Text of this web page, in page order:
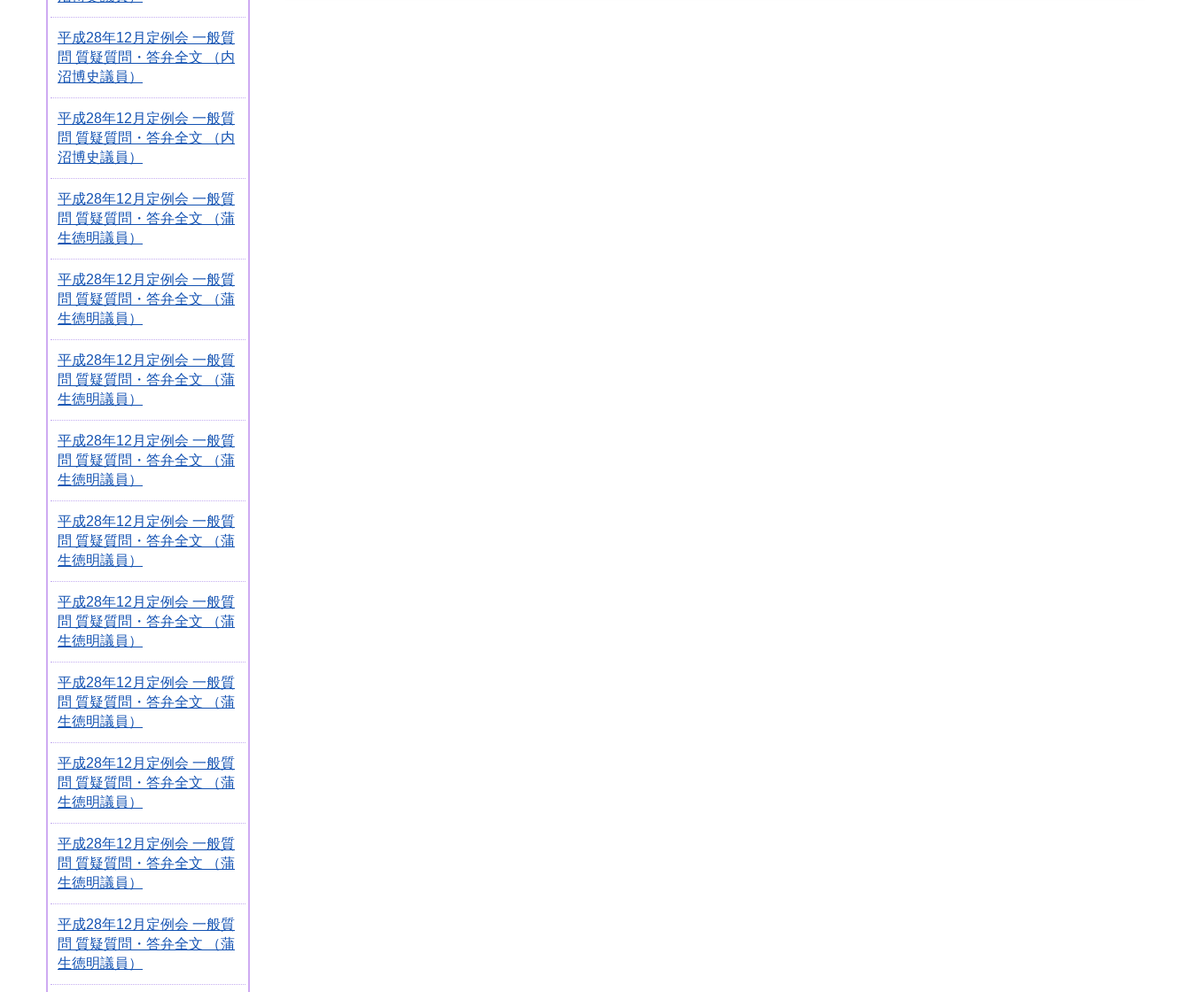
平成28年12月定例会 一般質
問 質疑質問・答弁全文 （内
沼博史議員）
平成28年12月定例会 一般質
問 質疑質問・答弁全文 （内
沼博史議員）
平成28年12月定例会 一般質
問 質疑質問・答弁全文 （蒲
生徳明議員）
平成28年12月定例会 一般質
問 質疑質問・答弁全文 （蒲
生徳明議員）
平成28年12月定例会 一般質
問 質疑質問・答弁全文 （蒲
生徳明議員）
平成28年12月定例会 一般質
問 質疑質問・答弁全文 （蒲
生徳明議員）
平成28年12月定例会 一般質
問 質疑質問・答弁全文 （蒲
生徳明議員）
平成28年12月定例会 一般質
問 質疑質問・答弁全文 （蒲
生徳明議員）
平成28年12月定例会 一般質
問 質疑質問・答弁全文 （蒲
生徳明議員）
平成28年12月定例会 一般質
問 質疑質問・答弁全文 （蒲
生徳明議員）
平成28年12月定例会 一般質
問 質疑質問・答弁全文 （蒲
生徳明議員）
平成28年12月定例会 一般質
問 質疑質問・答弁全文 （蒲
生徳明議員）